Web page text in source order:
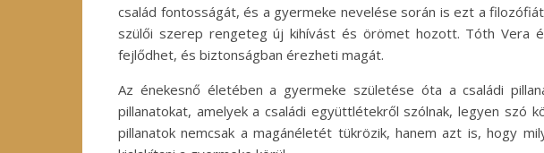
család fontosságát, és a gyermeke nevelése során is ezt a
szülői szerep rengeteg új kihívást és örömet hozott. Tóth Vera
fejlődhet, és biztonságban érezheti magát.
Az énekesnő életében a gyermeke születése óta a családi
pillanatokat, amelyek a családi együttlétekről szólnak, legyen szó
pillanatok nemcsak a magánéletét tükrözik, hanem azt is, hogy